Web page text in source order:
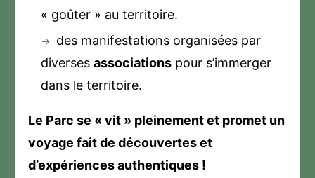
« goûter » au territoire.
des manifestations organisées par
diversesassociations pour s’immerger
dans le territoire.
Le Parc se « vit » pleinement et promet un
voyage fait de découvertes et
d’expériences authentiques !